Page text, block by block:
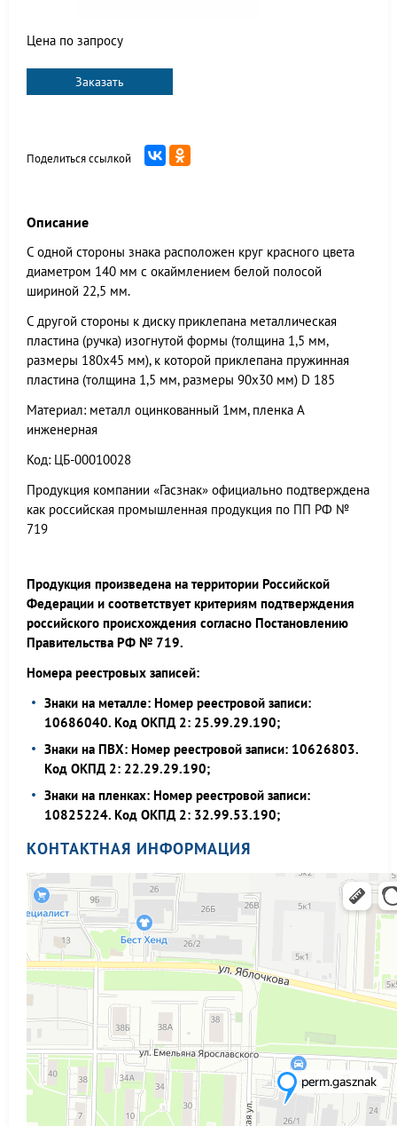
Цена по запросу
Заказать
Поделиться ссылкой
Описание
С одной стороны знака расположен круг красного цвета
диаметром 140 мм с окаймлением белой полосой
шириной 22,5 мм.
С другой стороны к диску приклепана металлическая
пластина (ручка) изогнутой формы (толщина 1,5 мм,
размеры 180х45 мм), к которой приклепана пружинная
пластина (толщина 1,5 мм, размеры 90х30 мм) D 185
Материал: металл оцинкованный 1мм, пленка А
инженерная
Код: ЦБ-00010028
Продукция компании «Гасзнак» официально подтверждена
как российская промышленная продукция по ПП РФ №
719
Продукция произведена на территории Российской
Федерации и соответствует критериям подтверждения
российского происхождения согласно Постановлению
Правительства РФ № 719.
Номера реестровых записей:
Знаки на металле: Номер реестровой записи:
10686040. Код ОКПД 2: 25.99.29.190;
Знаки на ПВХ: Номер реестровой записи: 10626803.
Код ОКПД 2: 22.29.29.190;
Знаки на пленках: Номер реестровой записи:
10825224. Код ОКПД 2: 32.99.53.190;
КОНТАКТНАЯ ИНФОРМАЦИЯ